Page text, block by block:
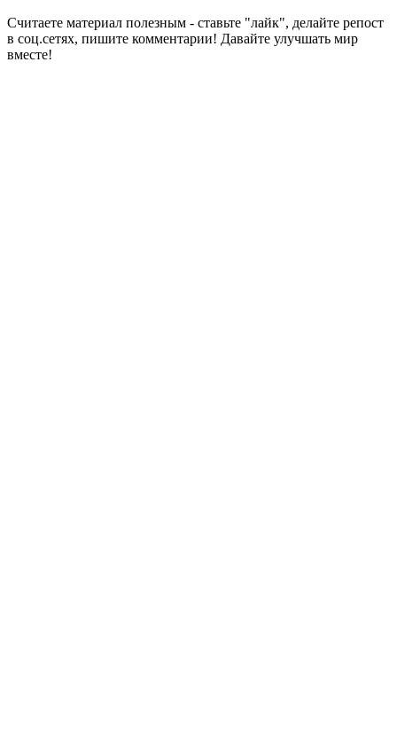
Считаете материал полезным - ставьте "лайк", делайте репост
в соц.сетях, пишите комментарии! Давайте улучшать мир
вместе!